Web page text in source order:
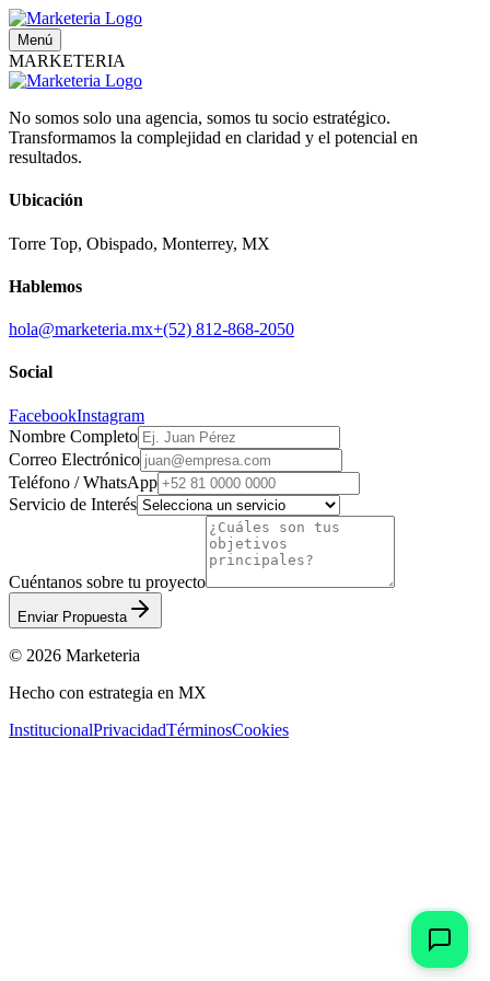
Menú
MARKETERIA
No somos solo una agencia, somos tu socio estratégico.
Transformamos la complejidad en claridad y el potencial en
resultados.
Ubicación
Torre Top, Obispado, Monterrey, MX
Hablemos
hola@marketeria.mx+(52) 812-868-2050
Social
FacebookInstagram
Nombre Completo
Correo Electrónico
Teléfono / WhatsApp
Servicio de Interés
Cuéntanos sobre tu proyecto
Enviar Propuesta
© 2026 Marketeria
Hecho con estrategia en MX
InstitucionalPrivacidadTérminosCookies